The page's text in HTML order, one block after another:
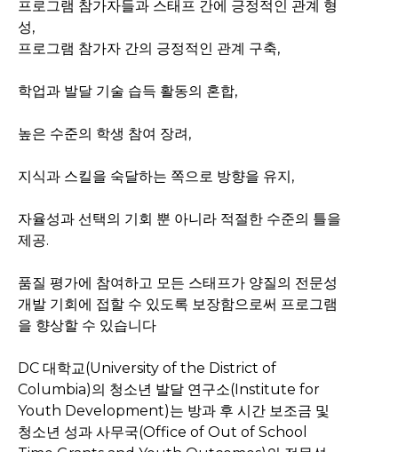
프로그램 참가자들과 스태프 간에 긍정적인 관계 형
성,
프로그램 참가자 간의 긍정적인 관계 구축,
학업과 발달 기술 습득 활동의 혼합,
높은 수준의 학생 참여 장려,
지식과 스킬을 숙달하는 쪽으로 방향을 유지,
자율성과 선택의 기회 뿐 아니라 적절한 수준의 틀을
제공.
품질 평가에 참여하고 모든 스태프가 양질의 전문성
개발 기회에 접할 수 있도록 보장함으로써 프로그램
을 향상할 수 있습니다
DC 대학교(University of the District of
Columbia)의 청소년 발달 연구소(Institute for
Youth Development)는 방과 후 시간 보조금 및
청소년 성과 사무국(Office of Out of School